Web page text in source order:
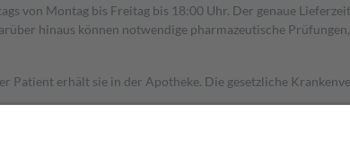
von Montag bis Freitag bis 18:00 Uhr. Der genaue
hinaus können notwendige pharmazeutische
Patient erhält sie in der Apotheke. Die gesetzliche